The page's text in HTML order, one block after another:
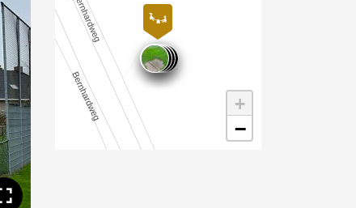
afbeelding
+
−